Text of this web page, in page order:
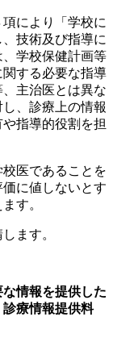
により「学校に
技術及び指導に
学校保健計画等
する必要な指導
主治医とは異な
、診療上の情報
指導的役割を担
医であることを
に値しないとす
す。
ます。
情報を提供した
療情報提供料